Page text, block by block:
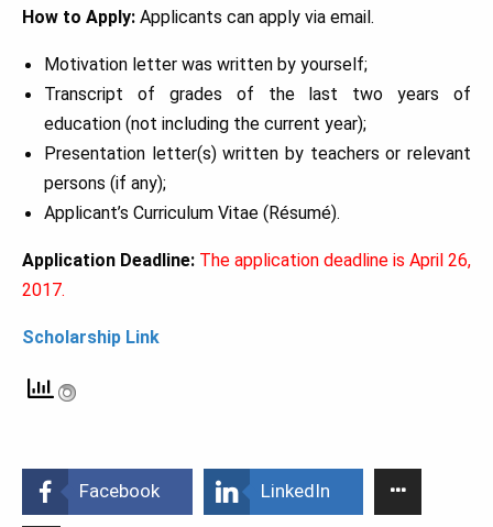
How to Apply: Applicants can apply via email.
Motivation letter was written by yourself;
Transcript of grades of the last two years of
education (not including the current year);
Presentation letter(s) written by teachers or relevant
persons (if any);
Applicant’s Curriculum Vitae (Résumé).
Application Deadline: The application deadline is April 26,
2017.
Scholarship Link
Facebook LinkedIn